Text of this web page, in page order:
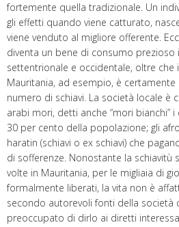
fortemente quella tradizionale. Un
gli effetti quando viene catturato,
viene venduto al migliore offerente.
diventa un bene di consumo prezioso
settentrionale e occidentale, oltre che
Mauritania, ad esempio, è
numero di schiavi. La società locale è
arabi mori, detti anche “mori bianchi”
30 per cento della popolazione; gli
haratin (schiavi o ex schiavi) che
di sofferenze. Nonostante la schiavitù
volte in Mauritania, per le migliaia di
formalmente liberati, la vita non è
secondo autorevoli fonti della società
preoccupato di dirlo ai diretti